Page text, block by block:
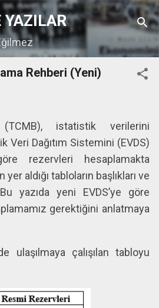
içeriğe atla
YAZILAR
Rehberi (Yeni)
istatistik verilerini
Veri Dağıtım Sistemini (EVDS)
rezervleri hesaplamakta
yer aldığı tabloların başlıkları ve
yazıda yeni EVDS’ye göre
gerektiğini anlatmaya
ulaşılmaya çalışılan tabloyu